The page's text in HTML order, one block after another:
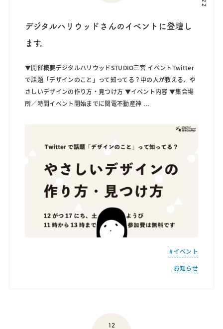
デジタルハリウッドさんのイベントに登壇し
ます。
▼開催概要デジタルハリウッドSTUDIO三宮 イベントTwitter
で話題「デザインのこと」って知ってる？中の人が教える、や
さしいデザインの作り方・見つけ方 ▼イベント内容 ▼集合場
所／時間イベント開始までに関電不動産神 ...
イベント
お知らせ
12